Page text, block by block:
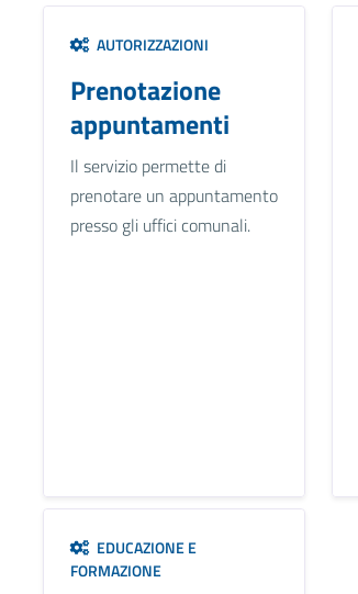
AUTORIZZAZIONI
Prenotazione
appuntamenti
Il servizio permette di
prenotare un appuntamento
presso gli uffici comunali.
EDUCAZIONE E
FORMAZIONE